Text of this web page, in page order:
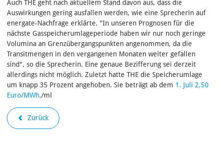
Auch THE geht nach aktuellem Stand davon aus, dass die
Auswirkungen gering ausfallen werden, wie eine Sprecherin auf
energate-Nachfrage erklärte. "In unseren Prognosen für die
nächste Gasspeicherumlageperiode haben wir nur noch geringe
Volumina an Grenzübergangspunkten angenommen, da die
Transitmengen in den vergangenen Monaten weiter gefallen
sind", so die Sprecherin. Eine genaue Bezifferung sei derzeit
allerdings nicht möglich. Zuletzt hatte THE die Speicherumlage
um knapp 35 Prozent angehoben. Sie beträgt ab dem 1. Juli 2,50
Euro/MWh./ml
Zurück